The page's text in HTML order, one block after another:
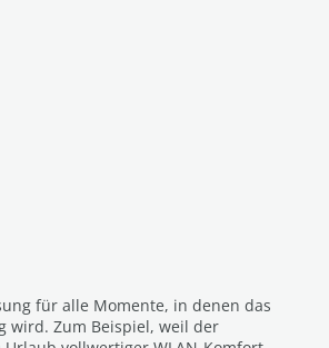
für alle Momente, in denen das
wird. Zum Beispiel, weil der